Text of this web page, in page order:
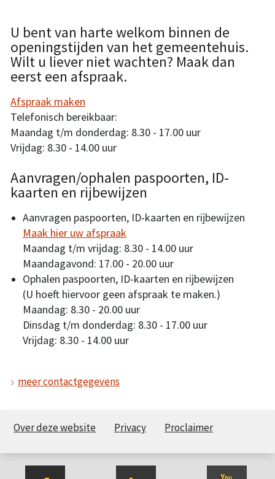
U bent van harte welkom binnen de
openingstijden van het gemeentehuis.
Wilt u liever niet wachten? Maak dan
eerst een afspraak.
Afspraak maken
Telefonisch bereikbaar:
Maandag t/m donderdag: 8.30 - 17.00 uur
Vrijdag: 8.30 - 14.00 uur
Aanvragen/ophalen paspoorten, ID-
kaarten en rijbewijzen
Aanvragen paspoorten, ID-kaarten en rijbewijzen
Maak hier uw afspraak
Maandag t/m vrijdag: 8.30 - 14.00 uur
Maandagavond: 17.00 - 20.00 uur
Ophalen paspoorten, ID-kaarten en rijbewijzen
(U hoeft hiervoor geen afspraak te maken.)
Maandag: 8.30 - 20.00 uur
Dinsdag t/m donderdag: 8.30 - 17.00 uur
Vrijdag: 8.30 - 14.00 uur
meer contactgegevens
Over deze website Privacy Proclaimer